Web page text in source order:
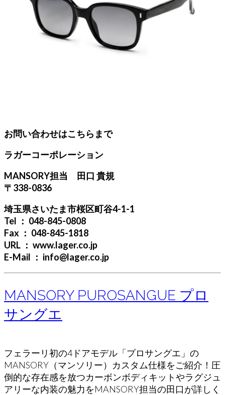
お問い合わせはこちらまで
ラガーコーポレーション
MANSORY担当 田口 貴規
〒338-0836
埼玉県さいたま市桜区町谷4-1-1
Tel ： 048-845-0808
Fax ： 048-845-1818
URL ： www.lager.co.jp
E-Mail ： info@lager.co.jp
MANSORY PUROSANGUE プロ
サングエ
フェラーリ初の4ドアモデル「プロサングエ」の
MANSORY（マンソリー）カスタム仕様をご紹介！圧
倒的な存在感を放つカーボンボディキットやラグジュ
アリーな内装の魅力をMANSORY担当の田口が詳しく